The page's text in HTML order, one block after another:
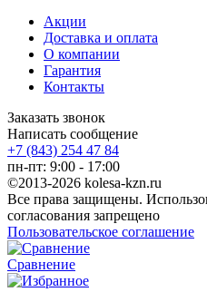
Акции
Доставка и оплата
О компании
Гарантия
Контакты
Заказать звонок
Написать сообщение
+7 (843) 254 47 84
пн-пт: 9:00 - 17:00
©2013-2026 kolesa-kzn.ru
Все права защищены.
согласования запрещено
Пользовательское соглашение
Сравнение